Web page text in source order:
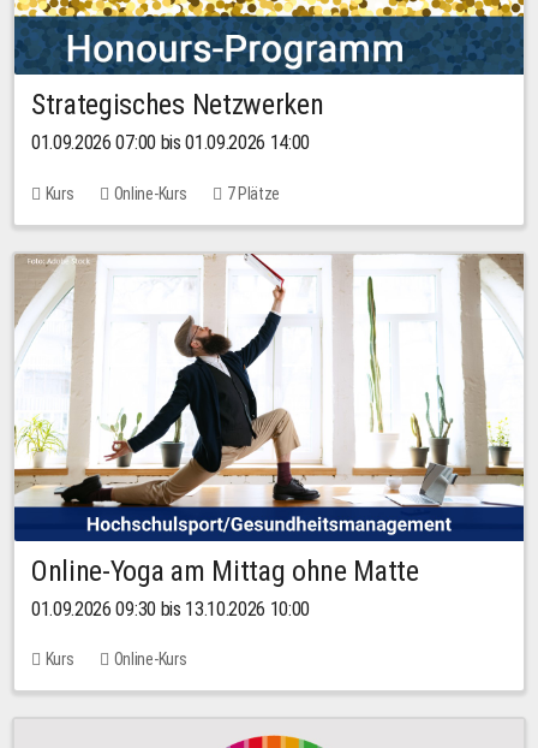
Strategisches Netzwerken
01.09.2026 07:00 bis 01.09.2026 14:00
Kurs Online-Kurs 7 Plätze
Online-Yoga am Mittag ohne Matte
01.09.2026 09:30 bis 13.10.2026 10:00
Kurs Online-Kurs